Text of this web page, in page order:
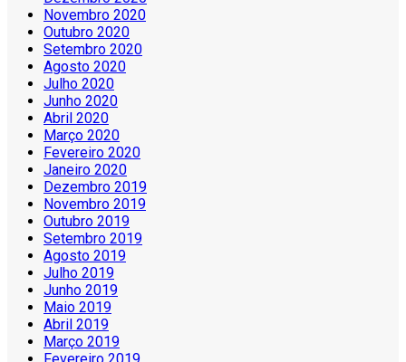
Novembro 2020
Outubro 2020
Setembro 2020
Agosto 2020
Julho 2020
Junho 2020
Abril 2020
Março 2020
Fevereiro 2020
Janeiro 2020
Dezembro 2019
Novembro 2019
Outubro 2019
Setembro 2019
Agosto 2019
Julho 2019
Junho 2019
Maio 2019
Abril 2019
Março 2019